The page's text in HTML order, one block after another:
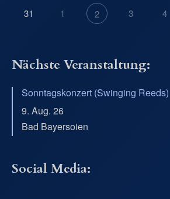
31 1 2 3 4
Nächste Veranstaltung:
Sonntagskonzert (Swinging Reeds)
9. Aug. 26
Bad Bayersoien
Social Media: